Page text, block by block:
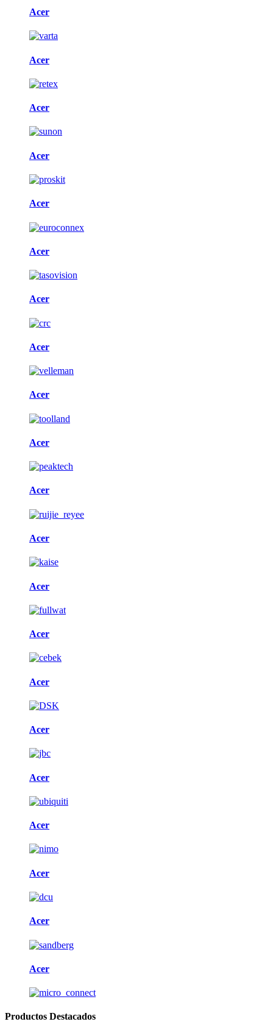
Acer
Acer
Acer
Acer
Acer
Acer
Acer
Acer
Acer
Acer
Acer
Acer
Acer
Acer
Acer
Acer
Acer
Acer
Acer
Acer
Acer
Productos Destacados